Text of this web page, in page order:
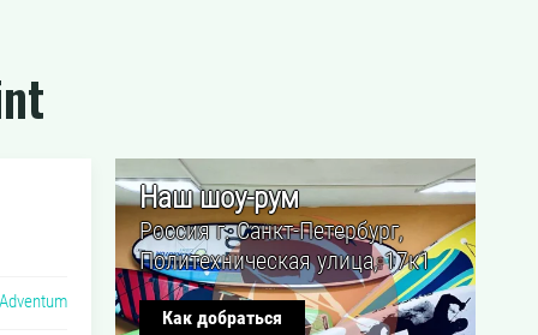
Adventum
Наш шоу-рум
Россия г. Санкт-Петербург,
Политехническая улица, 17к1
Как добраться